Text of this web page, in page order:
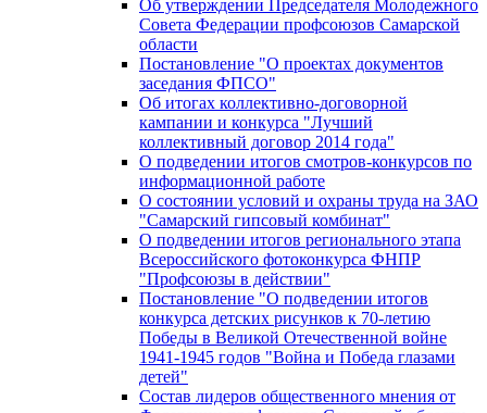
Об утверждении Председателя Молодежного
Совета Федерации профсоюзов Самарской
области
Постановление "О проектах документов
заседания ФПСО"
Об итогах коллективно-договорной
кампании и конкурса "Лучший
коллективный договор 2014 года"
О подведении итогов смотров-конкурсов по
информационной работе
О состоянии условий и охраны труда на ЗАО
"Самарский гипсовый комбинат"
О подведении итогов регионального этапа
Всероссийского фотоконкурса ФНПР
"Профсоюзы в действии"
Постановление "О подведении итогов
конкурса детских рисунков к 70-летию
Победы в Великой Отечественной войне
1941-1945 годов "Война и Победа глазами
детей"
Состав лидеров общественного мнения от